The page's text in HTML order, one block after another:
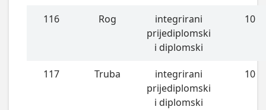
116 Rog
integrirani
prijediplomski
i diplomski
10
117 Truba
integrirani
prijediplomski
i diplomski
10